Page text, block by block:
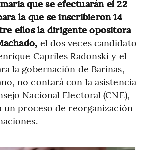
que se efectuarán el 22
la que se inscribieron 14
ellos la dirigente opositora
el dos veces candidato
Capriles Radonski y el
la gobernación de Barinas,
no contará con la asistencia
Nacional Electoral (CNE),
un proceso de reorganización